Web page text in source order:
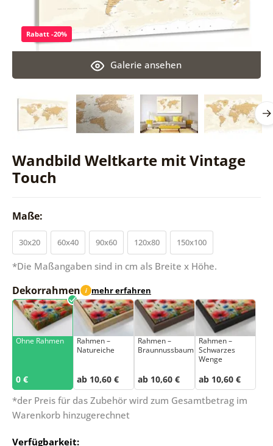
Wandbild Weltkarte mit Vintage
Touch
Galerie ansehen
Rabatt -20%
Maße:
30x20 60x40 90x60 120x80 150x100
*Die Maßangaben sind in cm als Breite x Höhe.
Dekorrahmen i mehr erfahren
Ohne Rahmen
0 €
Rahmen –
Natureiche
ab 10,60 €
Rahmen –
Braunnussbaum
ab 10,60 €
Rahmen –
Schwarzes
Wenge
ab 10,60 €
*der Preis für das Zubehör wird zum Gesamtbetrag im
Warenkorb hinzugerechnet
Verfügbarkeit: